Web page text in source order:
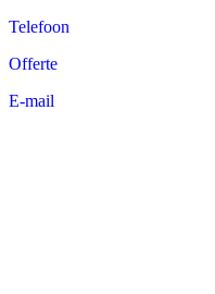
Telefoon
Offerte
E-mail